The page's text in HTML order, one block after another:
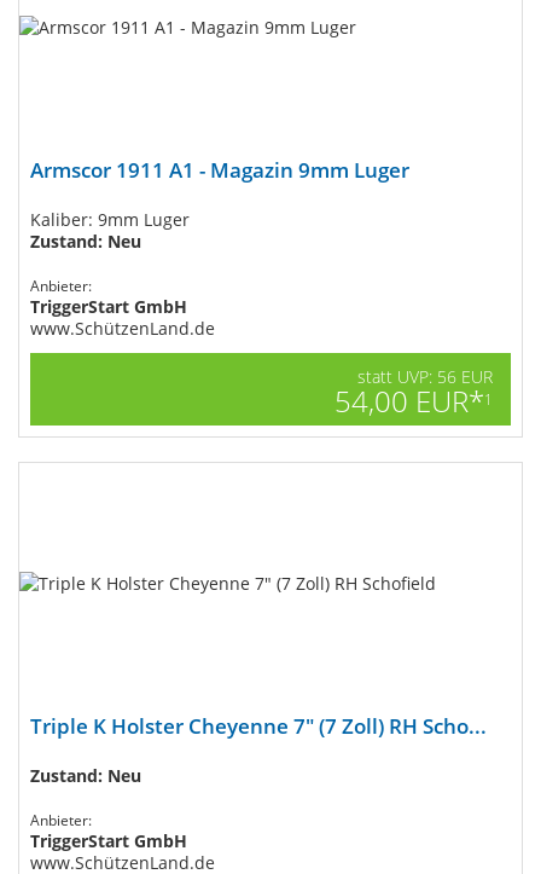
Armscor 1911 A1 - Magazin 9mm Luger
Kaliber: 9mm Luger
Zustand: Neu
Anbieter:
TriggerStart GmbH
www.SchützenLand.de
statt UVP: 56 EUR
54,00 EUR*1
Triple K Holster Cheyenne 7" (7 Zoll) RH Scho...
Zustand: Neu
Anbieter:
TriggerStart GmbH
www.SchützenLand.de